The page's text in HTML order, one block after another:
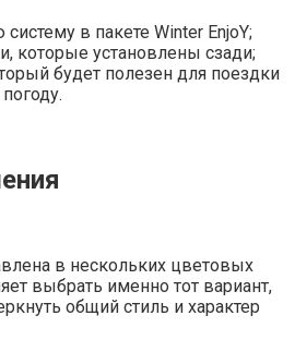
в пакете Winter EnjoY;
которые установлены сзади;
будет полезен для поездки
в нескольких цветовых
выбрать именно тот вариант,
общий стиль и характер